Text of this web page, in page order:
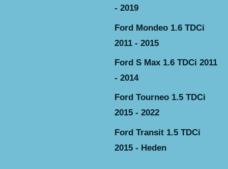
- 2019
Ford Mondeo 1.6 TDCi
2011 - 2015
Ford S Max 1.6 TDCi 2011
- 2014
Ford Tourneo 1.5 TDCi
2015 - 2022
Ford Transit 1.5 TDCi
2015 - Heden